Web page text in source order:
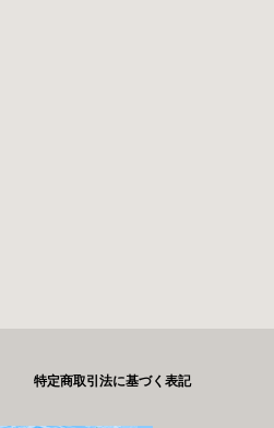
特定商取引法に基づく表記